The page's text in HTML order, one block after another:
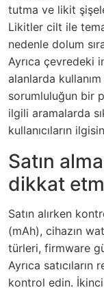
tutma ve likit
Likitler cilt ile
nedenle dolum
Ayrıca çevredeki
alanlarda
sorumluluğun bir
ilgili aramalarda
kullanıcıların
Satın
dikkat
Satın alırken
(mAh), cihazın
türleri, firmware
Ayrıca
kontrol edin.